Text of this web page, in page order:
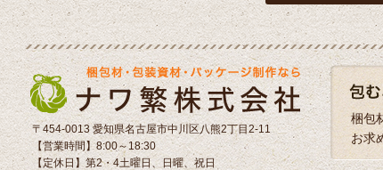
〒454-0013 愛知県名古屋市中川区八熊2丁目2-11
【営業時間】8:00～18:30
【定休日】第2・4土曜日、日曜、祝日
梱包
お求